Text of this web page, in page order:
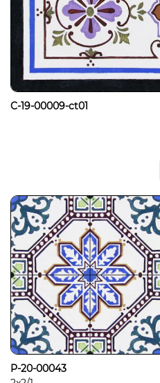
C-19-00009-ct01
P-20-00043